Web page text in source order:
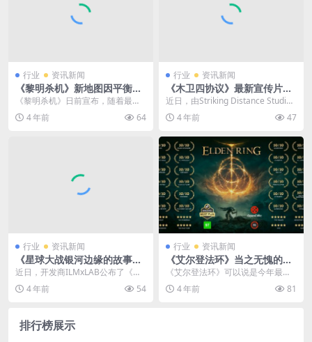
行业 资讯新闻
《黎明杀机》新地图因平衡问
题被禁用 上线不到一周
《黎明杀机》日前宣布，随着最新
的“雾铸重生”章节推出的新地图“残
垣广场”已被禁用...
4 年前 64
行业 资讯新闻
《木卫四协议》最新宣传片公
布 恐惧不能俘虏任何人
近日，由Striking Distance Studios
游戏工作室开发，KRA...
4 年前 47
行业 资讯新闻
《星球大战银河边缘的故事增
强版》明年2月登陆PS VR2
近日，开发商ILMxLAB公布了《星
球大战：银河边缘的故事 增强版》
的新视觉图，...
4 年前 54
行业 资讯新闻
《艾尔登法环》当之无愧的年
度最佳 共斩获106项奖项
《艾尔登法环》可以说是今年最大
的赢家了，刚发售的时候就销量口
碑双丰收，年末又斩获...
4 年前 81
排行榜展示